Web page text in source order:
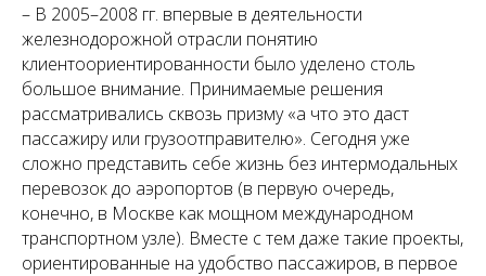
– В 2005–2008 гг. впервые в деятельности
железнодорожной отрасли понятию
клиентоориентированности было уделено столь
большое внимание. Принимаемые решения
рассматривались сквозь призму «а что это даст
пассажиру или грузо­отправителю». Сегодня уже
сложно представить себе жизнь без интермодальных
перевозок до аэропортов (в первую очередь,
конечно, в Москве как мощном международном
транспортном узле). Вместе с тем даже такие проекты,
ориентированные на удобство пассажиров, в первое